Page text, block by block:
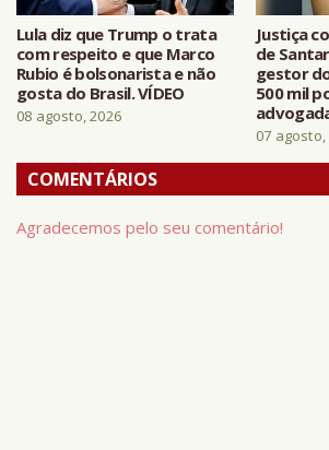
Lula diz que Trump o trata
com respeito e que Marco
Rubio é bolsonarista e não
gosta do Brasil. VÍDEO
08 agosto, 2026
Justiça
de
gestor
500 mil
07 agosto,
COMENTÁRIOS
Agradecemos pelo seu comentário!